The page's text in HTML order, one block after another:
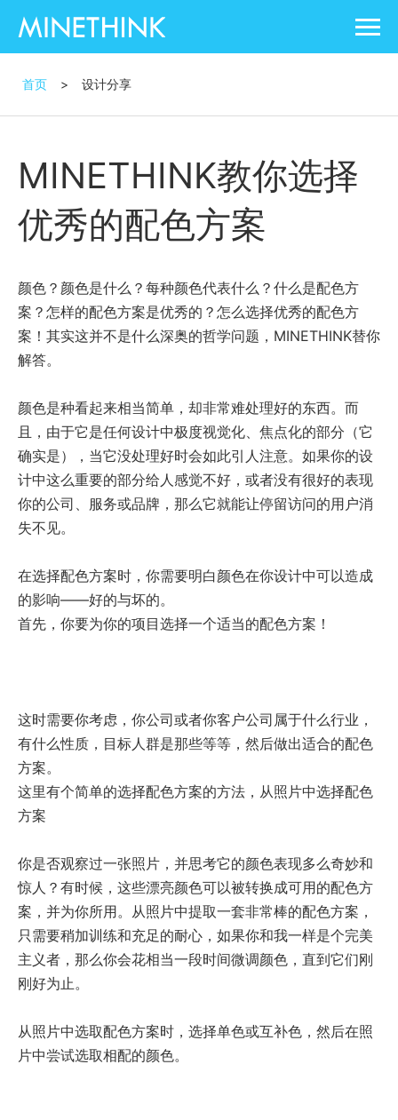
精彩案例全案服务关于我们分享经验联系我们
minethink@126.com
联系电话 010-52428286
觉
得
您
的
企
业
应
该
与
我
们
合
作
，
立
即
联
系
我
们
。
让
我
们
探
讨
更
多
的
可
能
首页 > 设计分享
MINETHINK教你选择
优秀的配色方案
颜色？颜色是什么？每种颜色代表什么？什么是配色方
案？怎样的配色方案是优秀的？怎么选择优秀的配色方
案！其实这并不是什么深奥的哲学问题，MINETHINK替你
解答。
颜色是种看起来相当简单，却非常难处理好的东西。而
且，由于它是任何设计中极度视觉化、焦点化的部分（它
确实是），当它没处理好时会如此引人注意。如果你的设
计中这么重要的部分给人感觉不好，或者没有很好的表现
你的公司、服务或品牌，那么它就能让停留访问的用户消
失不见。
在选择配色方案时，你需要明白颜色在你设计中可以造成
的影响——好的与坏的。
首先，你要为你的项目选择一个适当的配色方案！
这时需要你考虑，你公司或者你客户公司属于什么行业，
有什么性质，目标人群是那些等等，然后做出适合的配色
方案。
这里有个简单的选择配色方案的方法，从照片中选择配色
方案
你是否观察过一张照片，并思考它的颜色表现多么奇妙和
惊人？有时候，这些漂亮颜色可以被转换成可用的配色方
案，并为你所用。从照片中提取一套非常棒的配色方案，
只需要稍加训练和充足的耐心，如果你和我一样是个完美
主义者，那么你会花相当一段时间微调颜色，直到它们刚
刚好为止。
从照片中选取配色方案时，选择单色或互补色，然后在照
片中尝试选取相配的颜色。